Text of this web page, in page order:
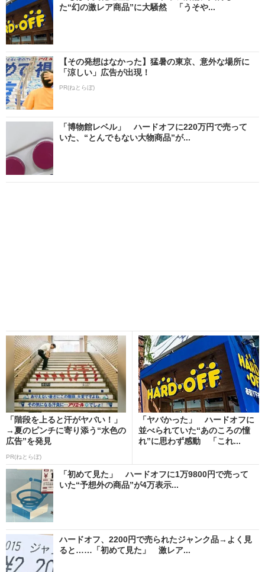
た“幻の激レア商品”に大騒然 「うそや...
【その発想はなかった】猛暑の東京、意外な場所に
「涼しい」広告が出現！
PR(ねとらぼ)
「博物館レベル」 ハードオフに220万円で売って
いた、“とんでもない大物商品”が...
「階段を上ると汗がヤバい！」
→夏のピンチに寄り添う“水色の
広告”を発見
PR(ねとらぼ)
「ヤバかった」 ハードオフに
並べられていた“あのころの憧
れ”に思わず感動 「これ...
「初めて見た」 ハードオフに1万9800円で売って
いた“予想外の商品”が4万表示...
ハードオフ、2200円で売られたジャンク品→よく見
ると……「初めて見た」 激レア...